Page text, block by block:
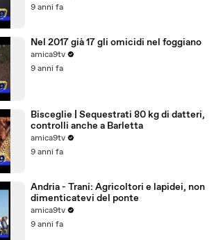
9 anni fa
Nel 2017 già 17 gli omicidi nel foggiano
amica9tv
9 anni fa
Bisceglie | Sequestrati 80 kg di datteri,
controlli anche a Barletta
amica9tv
9 anni fa
Andria - Trani: Agricoltori e lapidei, non
dimenticatevi del ponte
amica9tv
9 anni fa